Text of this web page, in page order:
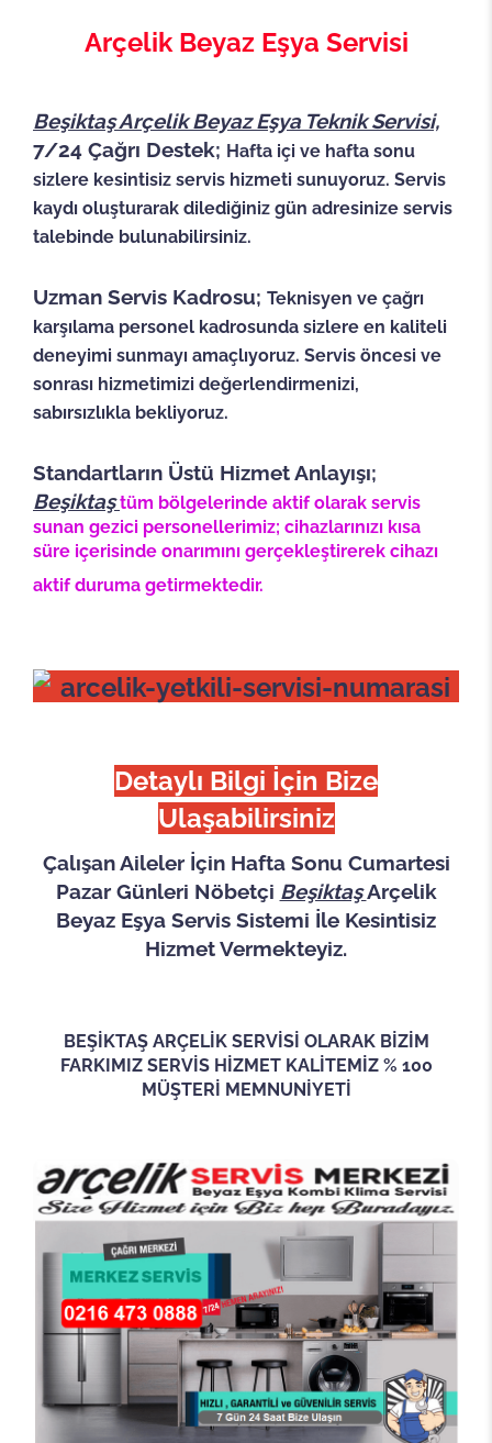
Arçelik Beyaz Eşya Servisi
Beşiktaş Arçelik Beyaz Eşya Teknik Servisi,
7/24 Çağrı Destek; Hafta içi ve hafta sonu
sizlere kesintisiz servis hizmeti sunuyoruz. Servis
kaydı oluşturarak dilediğiniz gün adresinize servis
talebinde bulunabilirsiniz.
Uzman Servis Kadrosu; Teknisyen ve çağrı
karşılama personel kadrosunda sizlere en kaliteli
deneyimi sunmayı amaçlıyoruz. Servis öncesi ve
sonrası hizmetimizi değerlendirmenizi,
sabırsızlıkla bekliyoruz.
Standartların Üstü Hizmet Anlayışı;
Beşiktaştüm bölgelerinde aktif olarak servis
sunan gezici personellerimiz; cihazlarınızı kısa
süre içerisinde onarımını gerçekleştirerek cihazı
aktif duruma getirmektedir.
Detaylı Bilgi İçin Bize
Ulaşabilirsiniz
Çalışan Aileler İçin Hafta Sonu Cumartesi
Pazar Günleri Nöbetçi BeşiktaşArçelik
Beyaz Eşya Servis Sistemi İle Kesintisiz
Hizmet Vermekteyiz.
BEŞİKTAŞ ARÇELİK SERVİSİ OLARAK BİZİM
FARKIMIZ SERVİS HİZMET KALİTEMİZ % 100
MÜŞTERİ MEMNUNİYETİ